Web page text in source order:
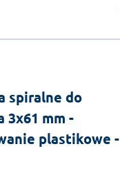
spiralne do
3x61 mm -
plastikowe -